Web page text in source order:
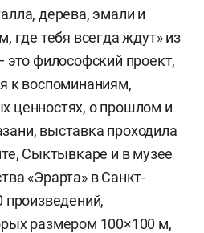
дерева, эмали и
где тебя всегда ждут» из
это философский проект,
к воспоминаниям,
ценностях, о прошлом и
выставка проходила
Сыктывкаре и в музее
«Эрарта» в Санкт-
произведений,
размером 100×100 м,